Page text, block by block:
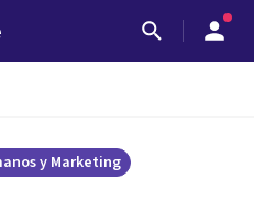
y Marketing